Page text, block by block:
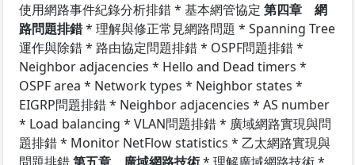
使用網路事件紀錄分析排錯 * 基本網管協定 第四章 網
路問題排錯* 理解與修正常見網路問題 * Spanning Tree
運作與除錯 * 路由協定問題排錯 * OSPF問題排錯 *
Neighbor adjacencies * Hello and Dead timers *
OSPF area * Network types * Neighbor states *
EIGRP問題排錯 * Neighbor adjacencies * AS number
* Load balancing * VLAN問題排錯 * 廣域網路實現與問
題排錯 * Monitor NetFlow statistics * 乙太網路實現與